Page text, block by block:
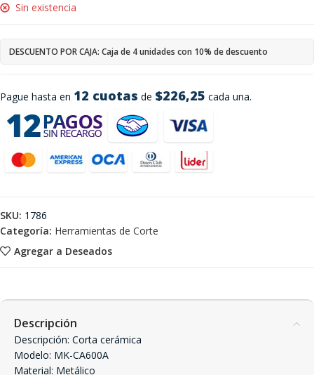
Pague hasta en 12 cuotas de $226,25 cada una.
Sin existencia
DESCUENTO POR CAJA: Caja de 4 unidades con 10% de descuento
Agregar a Deseados
SKU: 1786
Categoría: Herramientas de Corte
Descripción
Descripción: Corta cerámica
Modelo: MK-CA600A
Material: Metálico